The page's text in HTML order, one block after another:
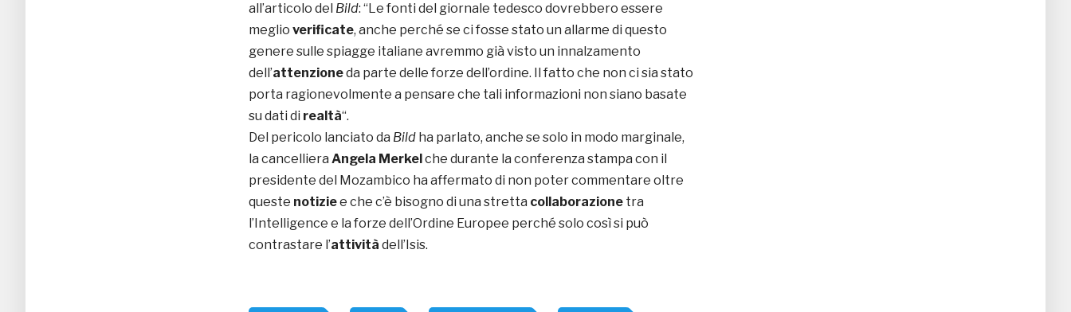
all’articolo del Bild: “Le fonti del giornale tedesco dovrebbero essere
meglio verificate, anche perché se ci fosse stato un allarme di questo
genere sulle spiagge italiane avremmo già visto un innalzamento
dell’attenzioneda parte delle forze dell’ordine. Il fatto che non ci sia stato
porta ragionevolmente a pensare che tali informazioni non siano basate
su dati di realtà“.
Del pericolo lanciato da Bild ha parlato, anche se solo in modo marginale,
la cancelliera Angela Merkel che durante la conferenza stampa con il
presidente del Mozambico ha affermato di non poter commentare oltre
queste notiziee che c’è bisogno di una stretta collaborazione tra
l’Intelligence e la forze dell’Ordine Europee perché solo così si può
contrastare l’attività dell’Isis.